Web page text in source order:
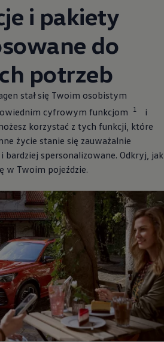
i pakiety
do
potrzeb
stał się Twoim osobistym
cyfrowym funkcjom
1
i
korzystać z tych funkcji, które
życie stanie się zauważalnie
bardziej spersonalizowane. Odkryj, jak
w Twoim pojeździe.